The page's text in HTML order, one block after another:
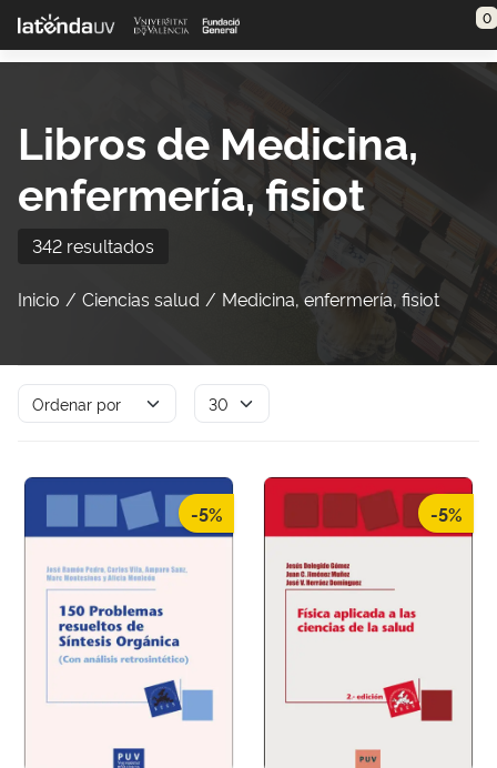
Saltar al contenido principal 0
Libros de Medicina,
enfermería, fisiot
342 resultados
Inicio Ciencias salud Medicina, enfermería, fisiot
-5% -5%